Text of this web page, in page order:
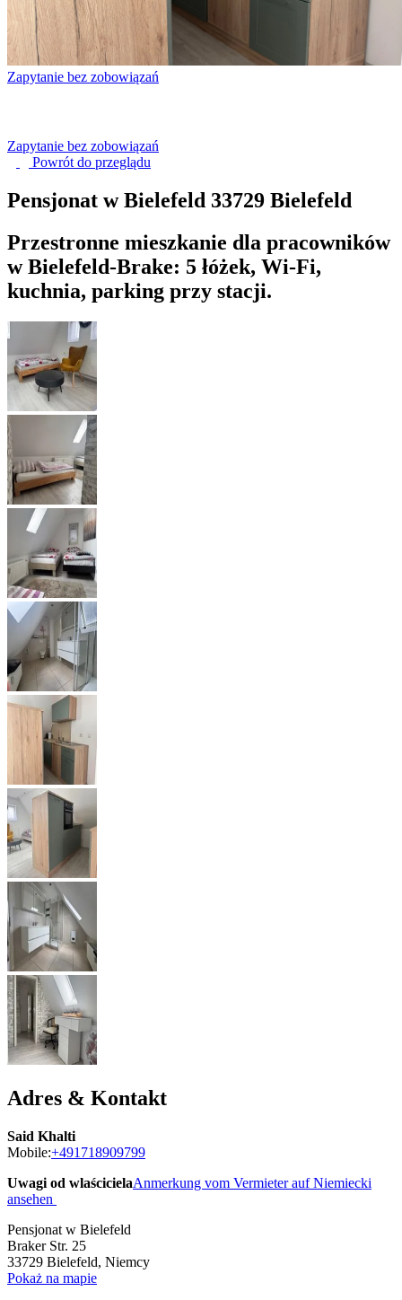
Zapytanie bez zobowiązań
Zapytanie bez zobowiązań
Powrót do przeglądu
Pensjonat w Bielefeld 33729 Bielefeld
Przestronne mieszkanie dla pracowników
w Bielefeld-Brake: 5 łóżek, Wi-Fi,
kuchnia, parking przy stacji.
Adres & Kontakt
Said Khalti
Mobile:+491718909799
Uwagi od wlaścicielaAnmerkung vom Vermieter auf Niemiecki
ansehen
Pensjonat w Bielefeld
Braker Str. 25
33729 Bielefeld, Niemcy
Pokaż na mapie